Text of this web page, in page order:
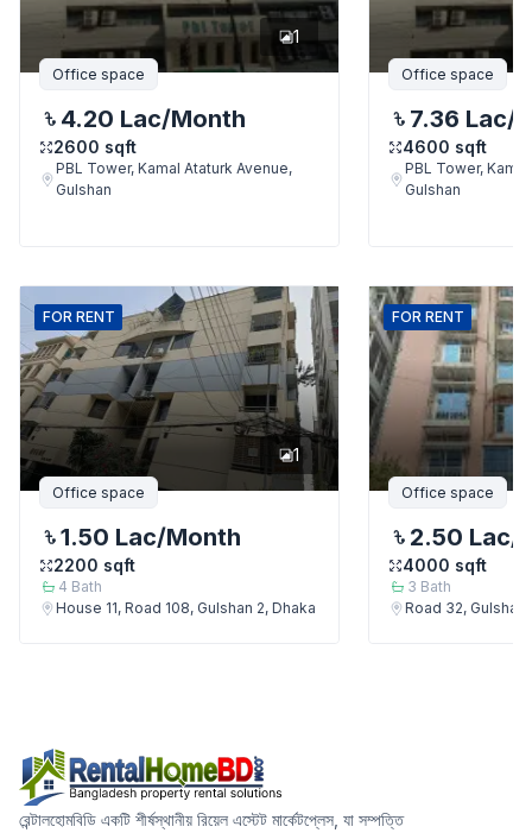
1
Office space
4.20 Lac/Month
2600 sqft
PBL Tower, Kamal Ataturk Avenue,
Gulshan
Office space
7.36 Lac/
4600 sqft
PBL Tower,
Gulshan
FOR RENT
1
Office space
1.50 Lac/Month
2200 sqft
4 Bath
House 11, Road 108, Gulshan 2, Dhaka
FOR RENT
Office space
2.50 Lac/
4000 sqft
3 Bath
Road 32, Gulshan
রেন্টালহোমবিডি একটি শীর্ষস্থানীয় রিয়েল এস্টেট মার্কেটপ্লেস, যা সম্পত্তি